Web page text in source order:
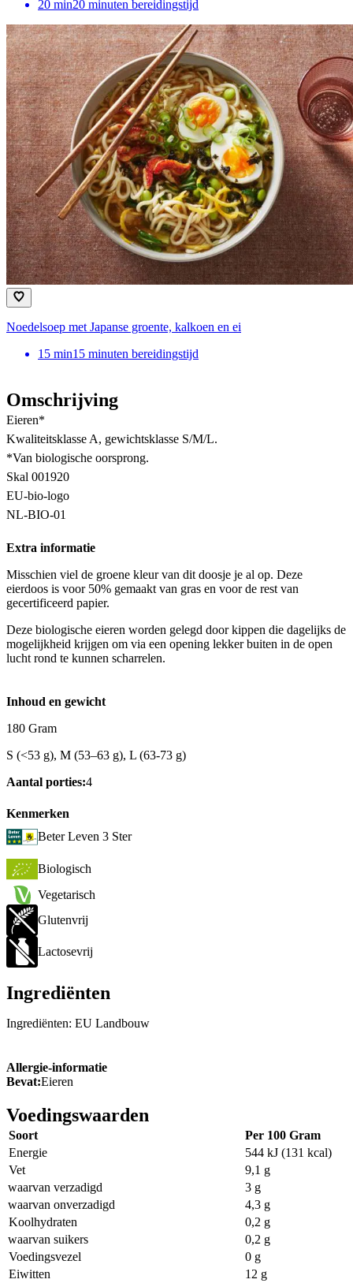
20 min20 minuten bereidingstijd
Noedelsoep met Japanse groente, kalkoen en ei
15 min15 minuten bereidingstijd
Omschrijving
Eieren*
Kwaliteitsklasse A, gewichtsklasse S/M/L.
*Van biologische oorsprong.
Skal 001920
EU-bio-logo
NL-BIO-01
Extra informatie
Misschien viel de groene kleur van dit doosje je al op. Deze
eierdoos is voor 50% gemaakt van gras en voor de rest van
gecertificeerd papier.
Deze biologische eieren worden gelegd door kippen die dagelijks de
mogelijkheid krijgen om via een opening lekker buiten in de open
lucht rond te kunnen scharrelen.
Inhoud en gewicht
180 Gram
S (<53 g), M (53–63 g), L (63-73 g)
Aantal porties:4
Kenmerken
Beter Leven 3 Ster
Biologisch
Vegetarisch
Glutenvrij
Lactosevrij
Ingrediënten
Ingrediënten: EU Landbouw
Allergie-informatie
Bevat:Eieren
Voedingswaarden
Soort
Per 100 Gram
Energie
544 kJ (131 kcal)
Vet
9,1 g
waarvan verzadigd
3 g
waarvan onverzadigd
4,3 g
Koolhydraten
0,2 g
waarvan suikers
0,2 g
Voedingsvezel
0 g
Eiwitten
12 g